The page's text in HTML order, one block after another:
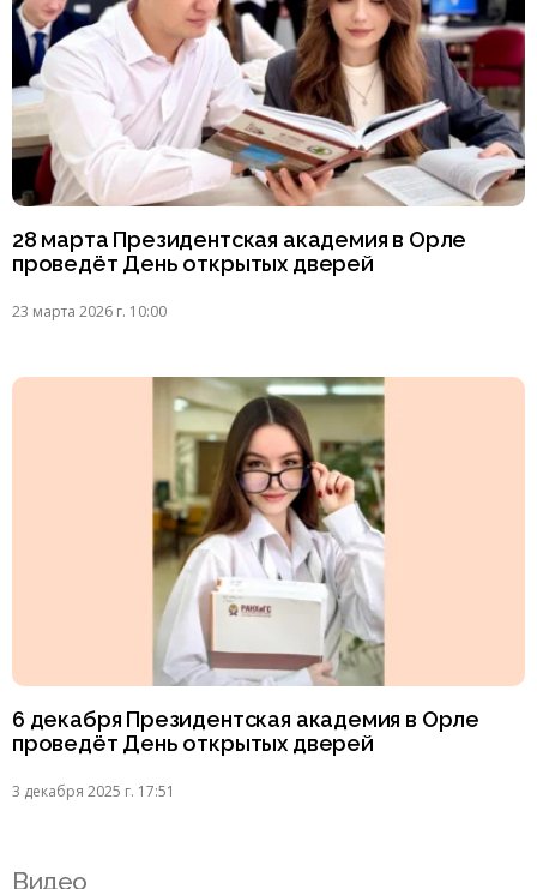
28 марта Президентская академия в Орле
проведёт День открытых дверей
23 марта 2026 г. 10:00
6 декабря Президентская академия в Орле
проведёт День открытых дверей
3 декабря 2025 г. 17:51
Видео